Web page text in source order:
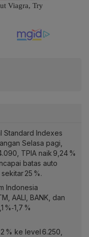
Standard Indexes
Selasa pagi,
TPIA naik 9,24 %
batas auto
25 %.
Indonesia
AALI, BANK, dan
%‑1,7 %
% ke level 6.250,